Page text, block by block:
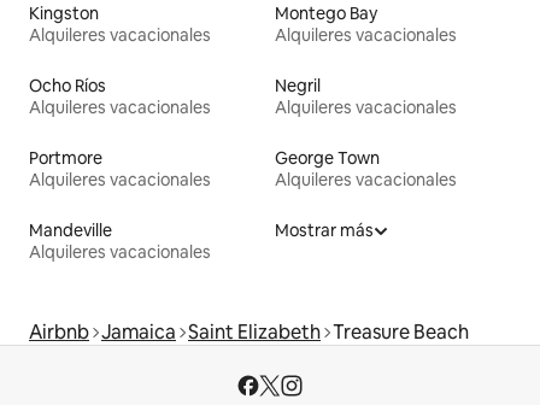
Kingston
Alquileres vacacionales
Montego Bay
Alquileres vacacionales
Ocho Ríos
Alquileres vacacionales
Negril
Alquileres vacacionales
Portmore
Alquileres vacacionales
George Town
Alquileres vacacionales
Mandeville
Alquileres vacacionales
Mostrar más
Airbnb Jamaica Saint Elizabeth Treasure Beach